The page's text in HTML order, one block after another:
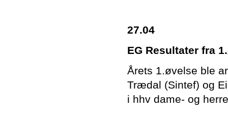
27.04
EG Resultater fra
Årets 1.øvelse ble
Trædal (Sintef) og
i hhv dame- og